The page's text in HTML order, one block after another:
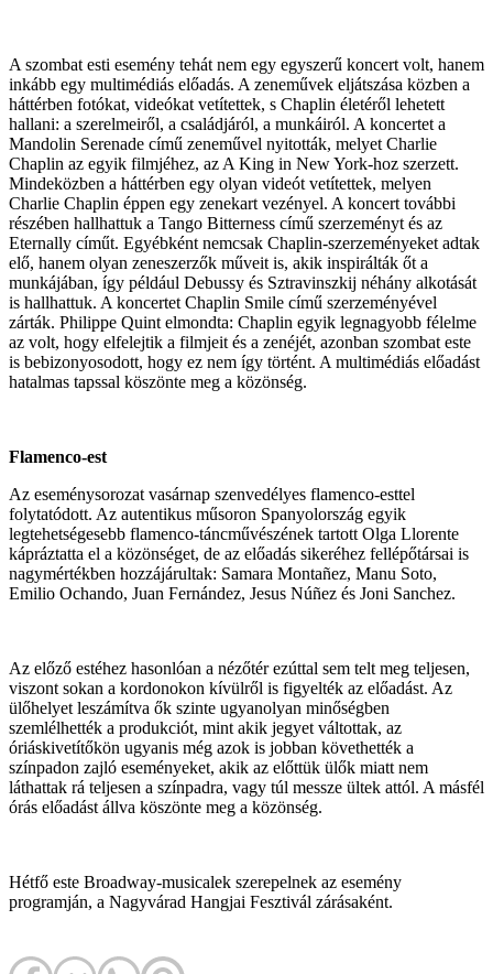
A szombat esti esemény tehát nem egy egyszerű koncert volt, hanem
inkább egy multimédiás előadás. A zeneművek eljátszása közben a
háttérben fotókat, videókat vetítettek, s Chaplin életéről lehetett
hallani: a szerelmeiről, a családjáról, a munkáiról. A koncertet a
Mandolin Serenade című zeneművel nyitották, melyet Charlie
Chaplin az egyik filmjéhez, az A King in New York-hoz szerzett.
Mindeközben a háttérben egy olyan videót vetítettek, melyen
Charlie Chaplin éppen egy zenekart vezényel. A koncert további
részében hallhattuk a Tango Bitterness című szerzeményt és az
Eternally címűt. Egyébként nemcsak Chaplin-szerzeményeket adtak
elő, hanem olyan zeneszerzők műveit is, akik inspirálták őt a
munkájában, így például Debussy és Sztravinszkij néhány alkotását
is hallhattuk. A koncertet Chaplin Smile című szerzeményével
zárták. Philippe Quint elmondta: Chaplin egyik legnagyobb félelme
az volt, hogy elfelejtik a filmjeit és a zenéjét, azonban szombat este
is bebizonyosodott, hogy ez nem így történt. A multimédiás előadást
hatalmas tapssal köszönte meg a közönség.
Flamenco-est
Az eseménysorozat vasárnap szenvedélyes flamenco-esttel
folytatódott. Az autentikus műsoron Spanyolország egyik
legtehetségesebb flamenco-táncművészének tartott Olga Llorente
kápráztatta el a közönséget, de az előadás sikeréhez fellépőtársai is
nagymértékben hozzájárultak: Samara Montañez, Manu Soto,
Emilio Ochando, Juan Fernández, Jesus Núñez és Joni Sanchez.
Az előző estéhez hasonlóan a nézőtér ezúttal sem telt meg teljesen,
viszont sokan a kordonokon kívülről is figyelték az előadást. Az
ülőhelyet leszámítva ők szinte ugyanolyan minőségben
szemlélhették a produkciót, mint akik jegyet váltottak, az
óriáskivetítőkön ugyanis még azok is jobban követhették a
színpadon zajló eseményeket, akik az előttük ülők miatt nem
láthattak rá teljesen a színpadra, vagy túl messze ültek attól. A másfél
órás előadást állva köszönte meg a közönség.
Hétfő este Broadway-musicalek szerepelnek az esemény
programján, a Nagyvárad Hangjai Fesztivál zárásaként.